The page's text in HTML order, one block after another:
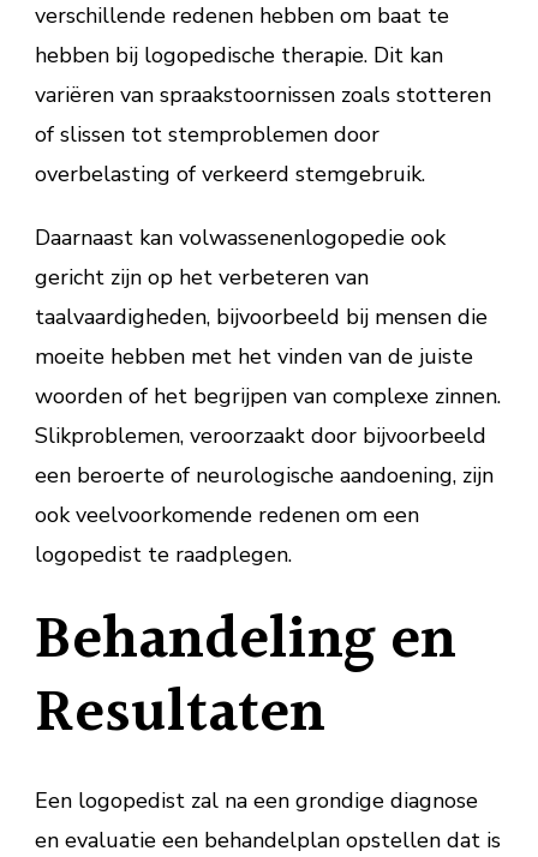
verschillende redenen hebben om baat te
hebben bij logopedische therapie. Dit kan
variëren van spraakstoornissen zoals stotteren
of slissen tot stemproblemen door
overbelasting of verkeerd stemgebruik.
Daarnaast kan volwassenenlogopedie ook
gericht zijn op het verbeteren van
taalvaardigheden, bijvoorbeeld bij mensen die
moeite hebben met het vinden van de juiste
woorden of het begrijpen van complexe zinnen.
Slikproblemen, veroorzaakt door bijvoorbeeld
een beroerte of neurologische aandoening, zijn
ook veelvoorkomende redenen om een
logopedist te raadplegen.
Behandeling en
Resultaten
Een logopedist zal na een grondige diagnose
en evaluatie een behandelplan opstellen dat is